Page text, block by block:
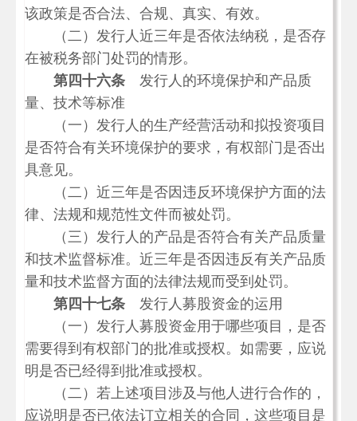
该政策是否合法、合规、真实、有效。
（二）发行人近三年是否依法纳税，是否存
在被税务部门处罚的情形。
第四十六条 发行人的环境保护和产品质
量、技术等标准
（一）发行人的生产经营活动和拟投资项目
是否符合有关环境保护的要求，有权部门是否出
具意见。
（二）近三年是否因违反环境保护方面的法
律、法规和规范性文件而被处罚。
（三）发行人的产品是否符合有关产品质量
和技术监督标准。近三年是否因违反有关产品质
量和技术监督方面的法律法规而受到处罚。
第四十七条 发行人募股资金的运用
（一）发行人募股资金用于哪些项目，是否
需要得到有权部门的批准或授权。如需要，应说
明是否已经得到批准或授权。
（二）若上述项目涉及与他人进行合作的，
应说明是否已依法订立相关的合同，这些项目是